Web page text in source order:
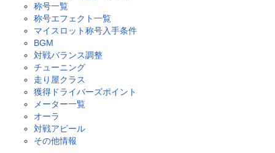
称号一覧
称号エフェクト一覧
マイスロット称号入手条件
BGM
対戦バランス調整
チューニング
走り屋クラス
獲得ドライバーズポイント
メーター一覧
オーラ
対戦アピール
その他情報